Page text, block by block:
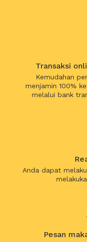
Transaksi
Kemudahan
menjamin 100%
melalui bank
Anda dapat
Pesan